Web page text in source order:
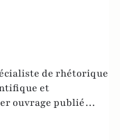
de rhétorique
et
ouvrage publié
nationale ou